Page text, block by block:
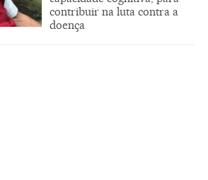
contribuir na luta contra a
doença